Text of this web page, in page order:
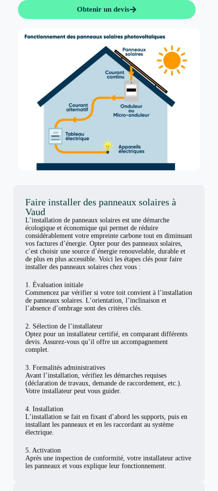
Obtenir un devis
Faire installer des panneaux solaires à
Vaud
L’installation de panneaux solaires est une démarche
écologique et économique qui permet de réduire
considérablement votre empreinte carbone tout en diminuant
vos factures d’énergie. Opter pour des panneaux solaires,
c’est choisir une source d’énergie renouvelable, durable et
de plus en plus accessible. Voici les étapes clés pour faire
installer des panneaux solaires chez vous :
1. Évaluation initiale
Commencez par vérifier si votre toit convient à l’installation
de panneaux solaires. L’orientation, l’inclinaison et
l’absence d’ombrage sont des critères clés.
2. Sélection de l’installateur
Optez pour un installateur certifié, en comparant différents
devis. Assurez-vous qu’il offre un accompagnement
complet.
3. Formalités administratives
Avant l’installation, vérifiez les démarches requises
(déclaration de travaux, demande de raccordement, etc.).
Votre installateur peut vous guider.
4. Installation
L’installation se fait en fixant d’abord les supports, puis en
installant les panneaux et en les raccordant au système
électrique.
5. Activation
Après une inspection de conformité, votre installateur active
les panneaux et vous explique leur fonctionnement.